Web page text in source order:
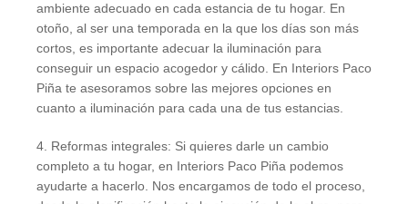
ambiente adecuado en cada estancia de tu hogar. En
otoño, al ser una temporada en la que los días son más
cortos, es importante adecuar la iluminación para
conseguir un espacio acogedor y cálido. En Interiors Paco
Piña te asesoramos sobre las mejores opciones en
cuanto a iluminación para cada una de tus estancias.
4. Reformas integrales: Si quieres darle un cambio
completo a tu hogar, en Interiors Paco Piña podemos
ayudarte a hacerlo. Nos encargamos de todo el proceso,